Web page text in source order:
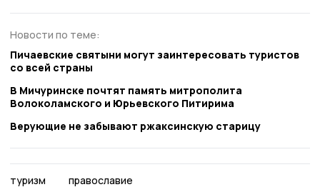
Новости по теме:
Пичаевские святыни могут заинтересовать туристов
со всей страны
В Мичуринске почтят память митрополита
Волоколамского и Юрьевского Питирима
Верующие не забывают ржаксинскую старицу
туризм православие